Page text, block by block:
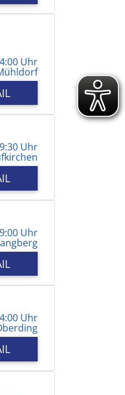
Uhr
Uhr
Uhr
Uhr